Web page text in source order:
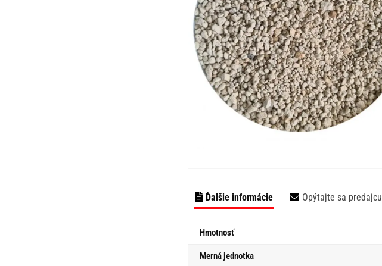
Ďalšie informácie Opýtajte sa predajcu
Hmotnosť
Merná jednotka